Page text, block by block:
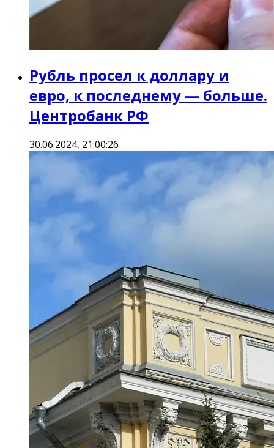
Рубль просел к доллару и
евро, к последнему — больше.
Центробанк РФ
30.06.2024, 21:00:26